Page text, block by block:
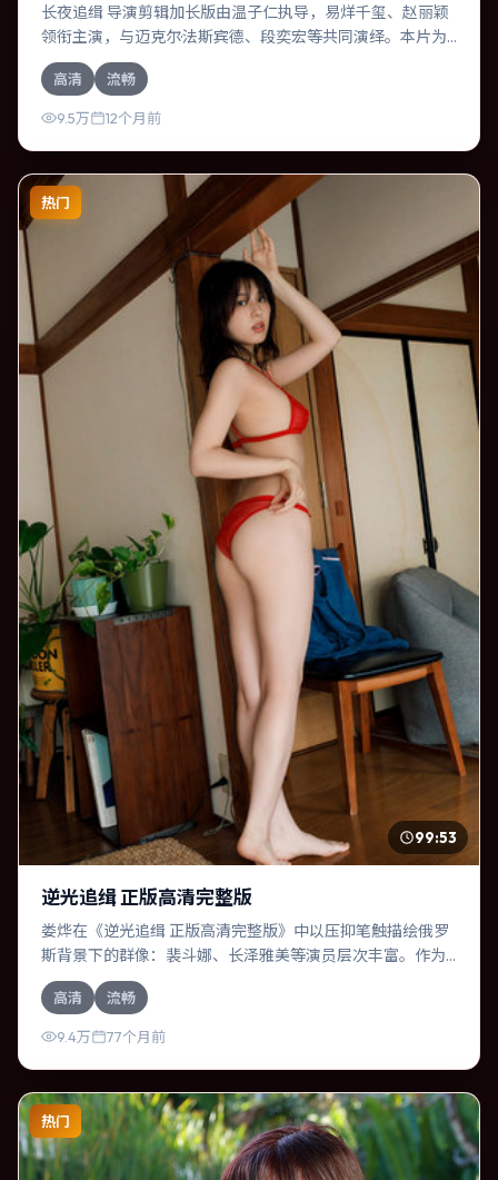
长夜追缉 导演剪辑加长版由温子仁执导，易烊千玺、赵丽颖
领衔主演，与迈克尔·法斯宾德、段奕宏等共同演绎。本片为
传记类型，主要班底与取景来自韩国。人工智能介入司法审
判，人性边界遭遇拷问。影片整体气质温暖，节奏紧凑，人
物动机清晰，适合喜欢强情节与细腻表演的观众。
高清 流畅
9.5万 12个月前
热门
99:53
逆光追缉 正版高清完整版
娄烨在《逆光追缉 正版高清完整版》中以压抑笔触描绘俄罗
斯背景下的群像：裴斗娜、长泽雅美等演员层次丰富。作为
一部战争作品，故事从日常裂缝切入，逐步推向不可逆转的
结局；视听语言统一，情感落点克制有力。
高清 流畅
9.4万 77个月前
热门